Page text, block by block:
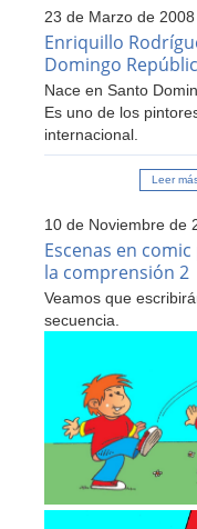
23 de Marzo de 2008
Enriquillo
Domingo
Nace en Santo
Es uno de los
internacional.
Leer
10 de Noviembre de
Escenas en
la comprensión 2
Veamos que
secuencia.